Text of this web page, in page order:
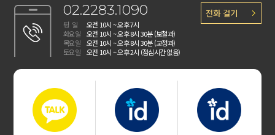
02.2283.1090
평 일
오전 10시 ~ 오후 7시
화요일
오전 10시 ~ 오후 8시 30분 (보철과)
목요일
오전 10시 ~ 오후 8시 30분 (교정과)
토요일
오전 10시 ~ 오후 2시 (점심시간 없음)
전화 걸기